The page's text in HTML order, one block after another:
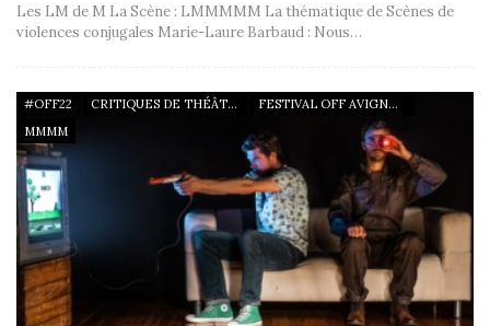
Les LM de M La Scène : LMMMMM La thématique de Scènes de
violences conjugales Marie-Laure Barbaud : Nous…
#OFF22 CRITIQUES DE THÉÂTRE
FESTIVAL OFF AVIGNON 22
MMMM